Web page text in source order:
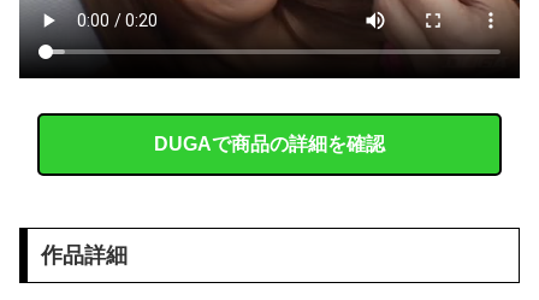
【画像】 佳子さま、ボディラインがHすぎる…
出張から帰ったら、嫁の顔が青ざめていた。俺「一体何があったんだ？」嫁「…」→子供たちに話を聞くと…
女子生徒「土下座しながらオ○ニーしろ！」⇒ 日本の男子生徒への性的いじめ動画がエ□すぎる
激混みのはずの東京駅で鍵が空いているコインロッカーが散見、「ラッキー」と思って中を確認してみると……
【画像】 ドスケベ体育祭、開幕ｗｗｗ
DUGAで商品の詳細を確認
作品詳細